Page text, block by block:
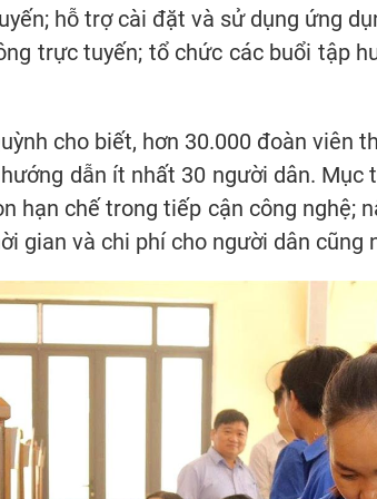
hỗ trợ cài đặt và sử dụng ứng
trực tuyến; tổ chức các buổi tập
cho biết, hơn 30.000 đoàn viên
dẫn ít nhất 30 người dân. Mục
hạn chế trong tiếp cận công nghệ;
gian và chi phí cho người dân cũng